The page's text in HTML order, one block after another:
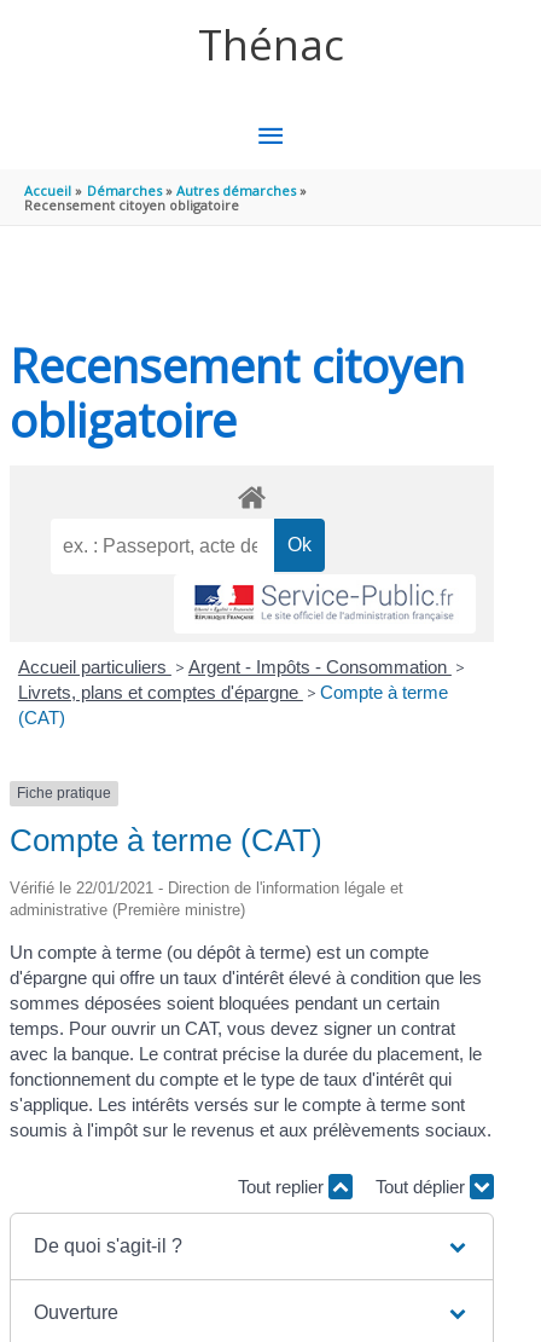
Thénac
MENU
PRINCIPAL
Accueil Démarches
Autres démarches
Recensement citoyen obligatoire
Recensement citoyen
obligatoire
Accueil particuliers > Argent - Impôts - Consommation >
Livrets, plans et comptes d'épargne > Compte à terme
(CAT)
Fiche pratique
Compte à terme (CAT)
Vérifié le 22/01/2021 - Direction de l'information légale et
administrative (Première ministre)
Un compte à terme (ou dépôt à terme) est un compte
d'épargne qui offre un taux d'intérêt élevé à condition que les
sommes déposées soient bloquées pendant un certain
temps. Pour ouvrir un CAT, vous devez signer un contrat
avec la banque. Le contrat précise la durée du placement, le
fonctionnement du compte et le type de taux d'intérêt qui
s'applique. Les intérêts versés sur le compte à terme sont
soumis à l'impôt sur le revenus et aux prélèvements sociaux.
Tout replier Tout déplier
De quoi s'agit-il ?
Ouverture